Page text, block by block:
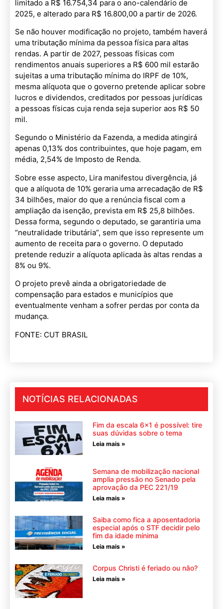
limitado a R$ 16.754,34 para o ano-calendário de
2025, e alterado para R$ 16.800,00 a partir de 2026.
Se não houver modificação no projeto, também haverá
uma tributação mínima da pessoa física para altas
rendas. A partir de 2027, pessoas físicas com
rendimentos anuais superiores a R$ 600 mil estarão
sujeitas a uma tributação mínima do IRPF de 10%,
mesma alíquota que o governo pretende aplicar sobre
lucros e dividendos, creditados por pessoas jurídicas
a pessoas físicas cuja renda seja superior aos R$ 50
mil.
Segundo o Ministério da Fazenda, a medida atingirá
apenas 0,13% dos contribuintes, que hoje pagam, em
média, 2,54% de Imposto de Renda.
Sobre esse aspecto, Lira manifestou divergência, já
que a alíquota de 10% geraria uma arrecadação de R$
34 bilhões, maior do que a renúncia fiscal com a
ampliação da isenção, prevista em R$ 25,8 bilhões.
Dessa forma, segundo o deputado, se garantiria uma
“neutralidade tributária”, sem que isso represente um
aumento de receita para o governo. O deputado
pretende reduzir a alíquota aplicada às altas rendas a
8% ou 9%.
O projeto prevê ainda a obrigatoriedade de
compensação para estados e municípios que
eventualmente venham a sofrer perdas por conta da
mudança.
FONTE: CUT BRASIL
NOTÍCIAS RELACIONADAS
Fim da escala 6×1 é possível: tire
suas dúvidas sobre o tema
Leia mais »
Semana de mobilização nacional
amplia pressão no Senado pela
aprovação da PEC 221/19
Leia mais »
Saiba como fica a aposentadoria
especial após o STF decidir pelo
fim da idade mínima
Leia mais »
Corpus Christi é feriado ou não?
Leia mais »